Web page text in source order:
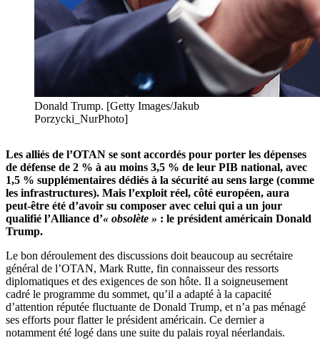
Donald Trump. [Getty Images/Jakub
Porzycki_NurPhoto]
Les alliés de l’OTAN se sont accordés pour porter les dépenses
de défense de 2 % à au moins 3,5 % de leur PIB national, avec
1,5 % supplémentaires dédiés à la sécurité au sens large (comme
les infrastructures). Mais l’exploit réel, côté européen, aura
peut-être été d’avoir su composer avec celui qui a un jour
qualifié l’Alliance d’« obsolète » : le président américain Donald
Trump.
Le bon déroulement des discussions doit beaucoup au secrétaire
général de l’OTAN, Mark Rutte, fin connaisseur des ressorts
diplomatiques et des exigences de son hôte. Il a soigneusement
cadré le programme du sommet, qu’il a adapté à la capacité
d’attention réputée fluctuante de Donald Trump, et n’a pas ménagé
ses efforts pour flatter le président américain. Ce dernier a
notamment été logé dans une suite du palais royal néerlandais.